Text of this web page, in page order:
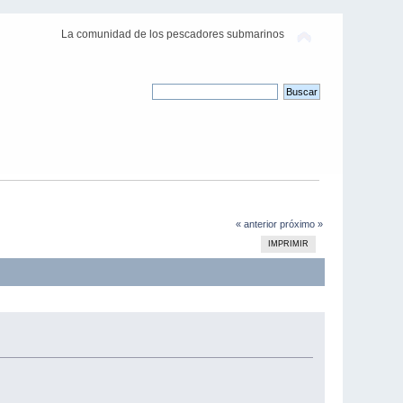
La comunidad de los pescadores submarinos
« anterior próximo »
IMPRIMIR